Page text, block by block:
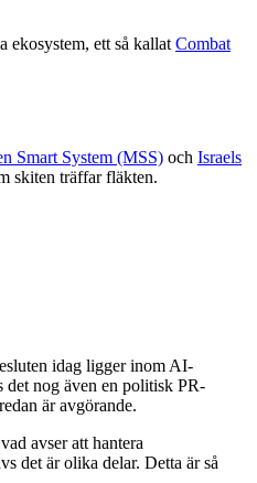
ekosystem, ett så kallatCombat
Smart System (MSS) och Israels
skiten träffar fläkten.
idag ligger inom AI-
det nog även en politisk PR-
är avgörande.
avser att hantera
det är olika delar. Detta är så